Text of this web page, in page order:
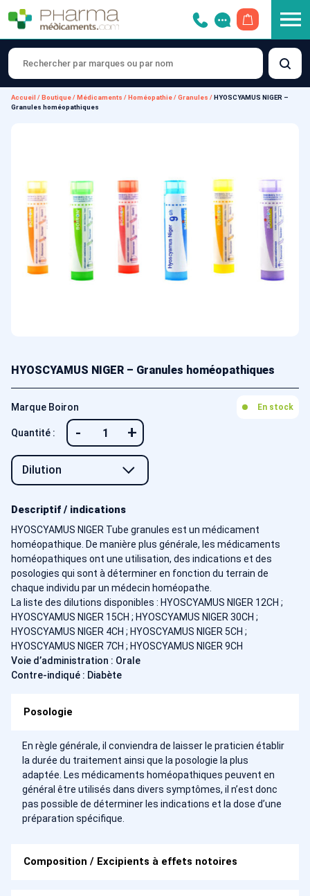
Accueil / Boutique/ Médicaments / Homéopathie/Granules / HYOSCYAMUS NIGER –
Granules homéopathiques
HYOSCYAMUS NIGER – Granules homéopathiques
Marque Boiron En stock
Quantité : - +
Descriptif / indications
HYOSCYAMUS NIGER Tube granules est un médicament
homéopathique. De manière plus générale, les médicaments
homéopathiques ont une utilisation, des indications et des
posologies qui sont à déterminer en fonction du terrain de
chaque individu par un médecin homéopathe.
La liste des dilutions disponibles : HYOSCYAMUS NIGER 12CH ;
HYOSCYAMUS NIGER 15CH ; HYOSCYAMUS NIGER 30CH ;
HYOSCYAMUS NIGER 4CH ; HYOSCYAMUS NIGER 5CH ;
HYOSCYAMUS NIGER 7CH ; HYOSCYAMUS NIGER 9CH
Voie d’administration : Orale
Contre-indiqué : Diabète
Posologie
En règle générale, il conviendra de laisser le praticien établir
la durée du traitement ainsi que la posologie la plus
adaptée. Les médicaments homéopathiques peuvent en
général être utilisés dans divers symptômes, il n’est donc
pas possible de déterminer les indications et la dose d’une
préparation spécifique.
Composition / Excipients à effets notoires